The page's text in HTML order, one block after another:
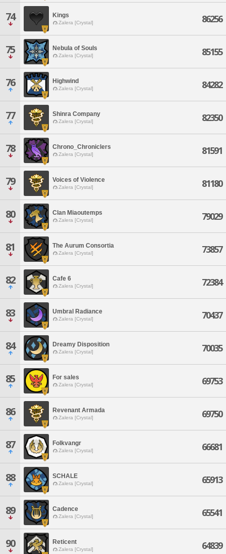
74 Kings
Zalera [Crystal] 86256
75 Nebula of Souls
Zalera [Crystal] 85155
76 Highwind
Zalera [Crystal] 84282
77 Shinra Company
Zalera [Crystal] 82350
78 Chrono_Chroniclers
Zalera [Crystal] 81591
79 Voices of Violence
Zalera [Crystal] 81180
80 Clan Miaoutemps
Zalera [Crystal] 79029
81 The Aurum Consortia
Zalera [Crystal] 73857
82 Cafe 6
Zalera [Crystal] 72384
83 Umbral Radiance
Zalera [Crystal] 70437
84 Dreamy Disposition
Zalera [Crystal] 70035
85 For sales
Zalera [Crystal] 69753
86 Revenant Armada
Zalera [Crystal] 69750
87 Folkvangr
Zalera [Crystal] 66681
88 SCHALE
Zalera [Crystal] 65913
89 Cadence
Zalera [Crystal] 65541
90 Reticent
Zalera [Crystal] 64839